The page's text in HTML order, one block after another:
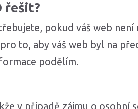
řešit?
pokud váš web není
to, aby váš web byl na
podělím.
v případě zájmu o osobní